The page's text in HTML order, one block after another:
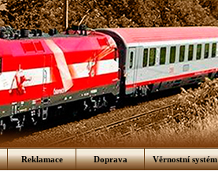
Reklamace Doprava Věrnostní systém